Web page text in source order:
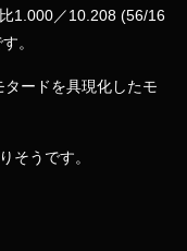
1.000／10.208 (56/16
。
ードを具現化したモ
そうです。